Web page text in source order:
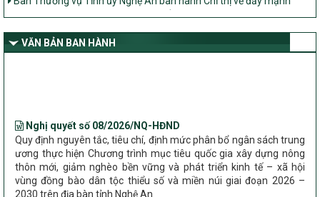
thực hiện Chương trình mục tiêu quốc gia xây dựng nông thôn mới,
giảm nghèo bền vững và phát triển kinh tế – xã hội vùng đồng bào
dân tộc thiểu số và miền núi giai đoạn 2026 – 2030 trên địa bàn tỉnh
Nghệ An
VĂN BẢN BAN HÀNH
Quy định nguyên tắc, tiêu chí, định mức phân bổ ngân sách trung
ương thực hiện Chương trình mục tiêu quốc gia xây dựng nông
thôn mới, giảm nghèo bền vững và phát triển kinh tế – xã hội
vùng đồng bào dân tộc thiểu số và miền núi giai đoạn 2026 –
2030 trên địa bàn tỉnh Nghệ An